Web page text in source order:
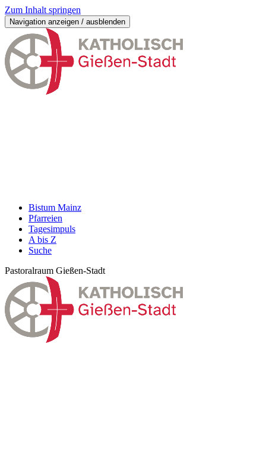
Zum Inhalt springen
Navigation anzeigen / ausblenden
Bistum Mainz
Pfarreien
Tagesimpuls
A bis Z
Suche
Pastoralraum Gießen-Stadt